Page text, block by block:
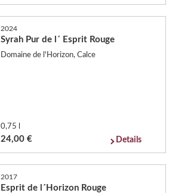
2024
Syrah Pur de l´ Esprit Rouge
Domaine de l'Horizon, Calce
0,75 l
24,00 € Details
2017
Esprit de l´Horizon Rouge